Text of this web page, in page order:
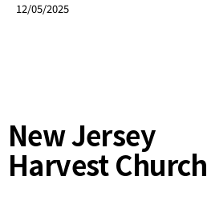
12/05/2025
New Jersey
Harvest Church